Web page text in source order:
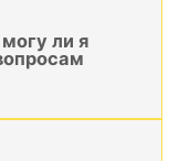
ли я